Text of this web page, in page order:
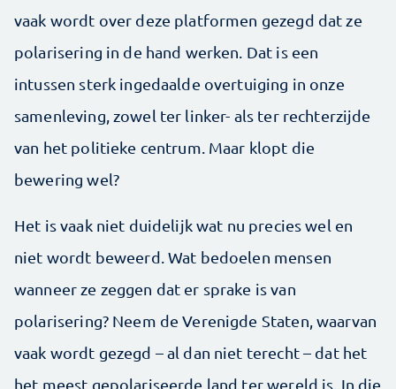
vaak wordt over deze platformen gezegd dat ze
polarisering in de hand werken. Dat is een
intussen sterk ingedaalde overtuiging in onze
samenleving, zowel ter linker- als ter rechterzijde
van het politieke centrum. Maar klopt die
bewering wel?
Het is vaak niet duidelijk wat nu precies wel en
niet wordt beweerd. Wat bedoelen mensen
wanneer ze zeggen dat er sprake is van
polarisering? Neem de Verenigde Staten, waarvan
vaak wordt gezegd – al dan niet terecht – dat het
het meest gepolariseerde land ter wereld is. In die